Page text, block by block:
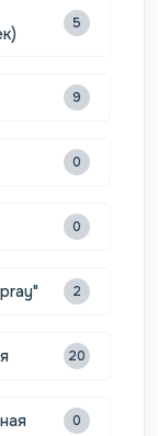
5
9
0
0
2
20
0